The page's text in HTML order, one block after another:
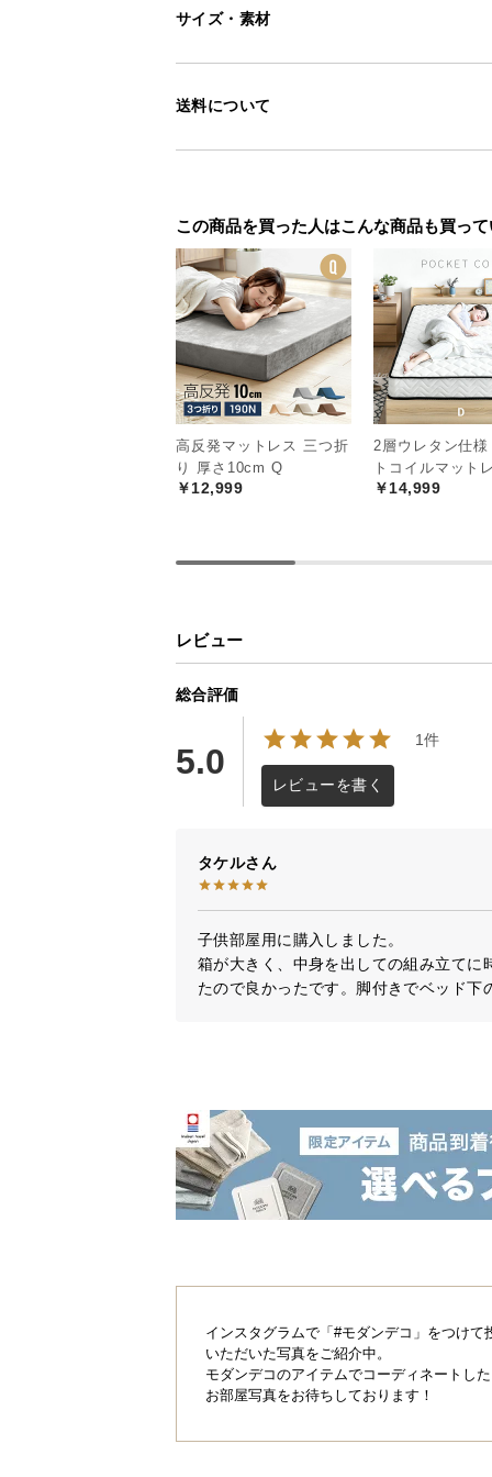
サイズ・素材
送料について
この商品を買った人はこんな商品も買っ
高反発マットレス 三つ折
り 厚さ10cm Q
￥12,999
2層ウレタン仕
トコイルマット
￥14,999
レビュー
総合評価
5.0
1件
レビューを書く
タケル
子供部屋用に購入しました。
箱が大きく、中身を出しての組み立て
たので良かったです。脚付きでベッド下
インスタグラムで「#モダンデコ」をつけて
いただいた写真をご紹介中。
モダンデコのアイテムでコーディネートし
お部屋写真をお待ちしております！